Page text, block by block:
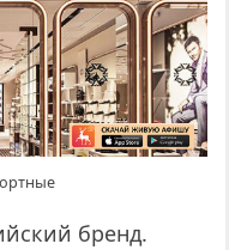
бренд.